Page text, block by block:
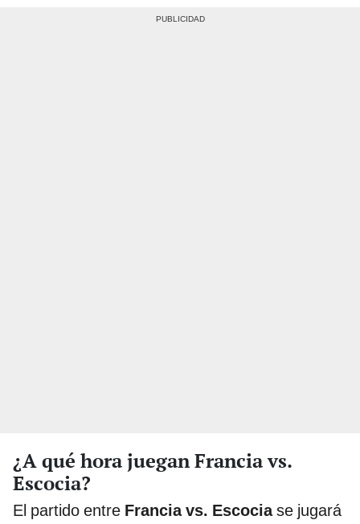
¿A qué hora juegan Francia vs.
Escocia?
El partido entre Francia vs. Escociase jugará